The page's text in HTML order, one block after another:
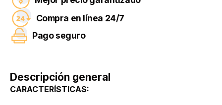
Compra en línea 24/7
Pago seguro
Descripción general
CARACTERÍSTICAS: